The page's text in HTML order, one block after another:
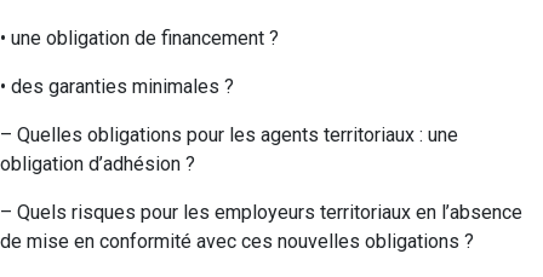
• une obligation de financement ?
• des garanties minimales ?
– Quelles obligations pour les agents territoriaux : une
obligation d’adhésion ?
– Quels risques pour les employeurs territoriaux en l’absence
de mise en conformité avec ces nouvelles obligations ?